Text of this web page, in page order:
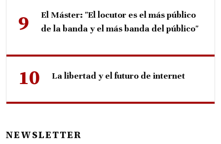
El Máster: "El locutor es el más público
de la banda y el más banda del público"
La libertad y el futuro de internet
NEWSLETTER